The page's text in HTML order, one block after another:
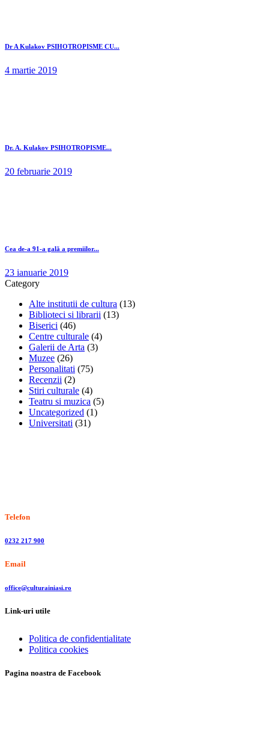
Dr A Kulakov PSIHOTROPISME CU...
4 martie 2019
Dr. A. Kulakov PSIHOTROPISME...
20 februarie 2019
Cea de-a 91-a gală a premiilor...
23 ianuarie 2019
Category
Alte institutii de cultura (13)
Biblioteci si librarii (13)
Biserici (46)
Centre culturale (4)
Galerii de Arta (3)
Muzee (26)
Personalitati (75)
Recenzii (2)
Stiri culturale (4)
Teatru si muzica (5)
Uncategorized (1)
Universitati (31)
Telefon
0232 217 900
Email
office@culturainiasi.ro
Link-uri utile
Politica de confidentialitate
Politica cookies
Pagina noastra de Facebook